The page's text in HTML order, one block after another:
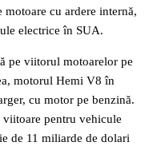
cu ardere internă,
electrice în SUA.
pe viitorul motoarelor pe
motorul Hemi V8 în
cu motor pe benzină.
pentru vehicule
de 11 miliarde de dolari